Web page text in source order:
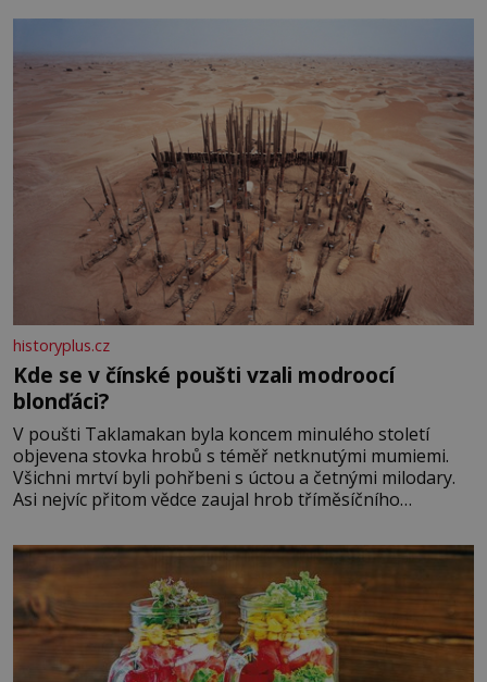
historyplus.cz
Kde se v čínské poušti vzali modroocí
blonďáci?
V poušti Taklamakan byla koncem minulého století
objevena stovka hrobů s téměř netknutými mumiemi.
Všichni mrtví byli pohřbeni s úctou a četnými milodary.
Asi nejvíc přitom vědce zaujal hrob tříměsíčního
blonďaté vlásky. Fakt, že jsou těla dávných lidí nesmírně
dobře zachovalá, přičítají odborníci zdejším klimatickým
podmínkám. Sucho, prosolené písky a extrémně